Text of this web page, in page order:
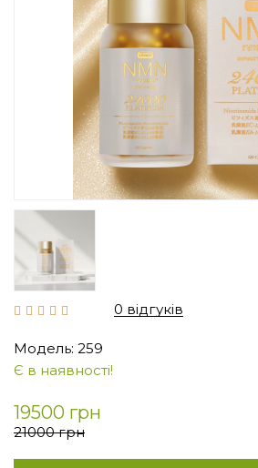
0 відгуків
Модель: 259
Є в наявності!
19500 грн
21000 грн